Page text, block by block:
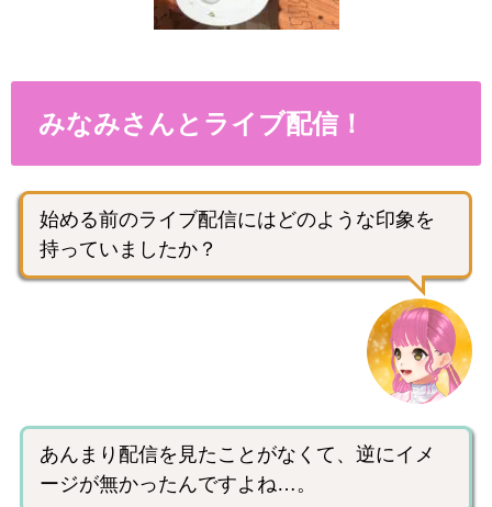
みなみさんとライブ配信！
始める前のライブ配信にはどのような印象を
持っていましたか？
あんまり配信を見たことがなくて、逆にイメ
ージが無かったんですよね…。